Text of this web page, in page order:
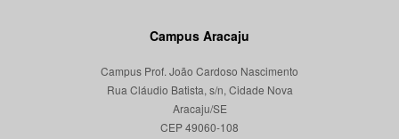
Campus Aracaju
Campus Prof. João Cardoso Nascimento
Rua Cláudio Batista, s/n, Cidade Nova
Aracaju/SE
CEP 49060-108